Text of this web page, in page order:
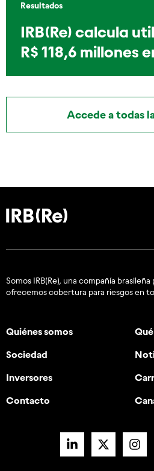
Resultados
IRB(Re) calcula
R$ 118,6 millones
Accede a todas
Somos IRB(Re), una compañía
ofrecemos cobertura para riesgos en
Quiénes somos
Sociedad
Inversores
Contacto